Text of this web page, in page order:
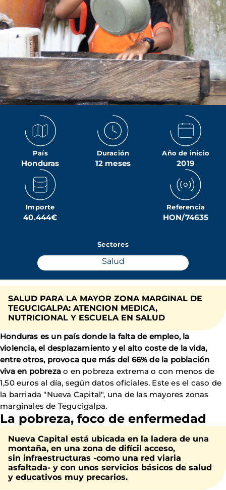
País
Honduras
Duración
12 meses
Año de inicio
2019
Importe
40.444€
Referencia
HON/74635
Sectores
Salud
SALUD PARA LA MAYOR ZONA MARGINAL DE
TEGUCIGALPA: ATENCION MEDICA,
NUTRICIONAL Y ESCUELA EN SALUD
Honduras es un país donde la falta de empleo, la
violencia, el desplazamiento y el alto coste de la vida,
entre otros, provoca que más del 66% de la población
viva en pobrezao en pobreza extrema o con menos de
1,50 euros al día, según datos oficiales. Este es el caso de
la barriada "Nueva Capital", una de las mayores zonas
marginales de Tegucigalpa.
La pobreza, foco de enfermedad
Nueva Capital está ubicada en la ladera de una
montaña, en una zona de difícil acceso,
sin infraestructuras -como una red viaria
asfaltada- y con unos servicios básicos de salud
y educativos muy precarios.